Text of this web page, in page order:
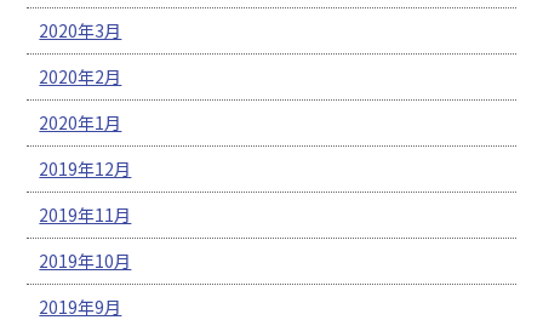
2020年3月
2020年2月
2020年1月
2019年12月
2019年11月
2019年10月
2019年9月